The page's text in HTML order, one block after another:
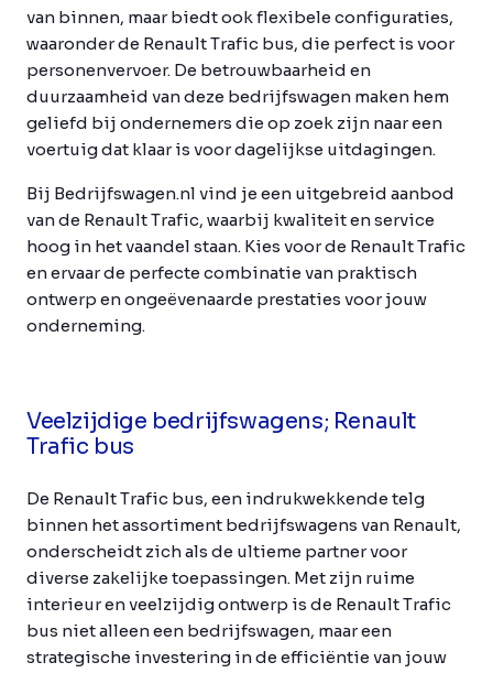
van binnen, maar biedt ook flexibele configuraties,
waaronder de Renault Trafic bus, die perfect is voor
personenvervoer. De betrouwbaarheid en
duurzaamheid van deze bedrijfswagen maken hem
geliefd bij ondernemers die op zoek zijn naar een
voertuig dat klaar is voor dagelijkse uitdagingen.
Bij Bedrijfswagen.nl vind je een uitgebreid aanbod
van de Renault Trafic, waarbij kwaliteit en service
hoog in het vaandel staan. Kies voor de Renault Trafic
en ervaar de perfecte combinatie van praktisch
ontwerp en ongeëvenaarde prestaties voor jouw
onderneming.
Veelzijdige bedrijfswagens; Renault
Trafic bus
De Renault Trafic bus, een indrukwekkende telg
binnen het assortiment bedrijfswagens van Renault,
onderscheidt zich als de ultieme partner voor
diverse zakelijke toepassingen. Met zijn ruime
interieur en veelzijdig ontwerp is de Renault Trafic
bus niet alleen een bedrijfswagen, maar een
strategische investering in de efficiëntie van jouw